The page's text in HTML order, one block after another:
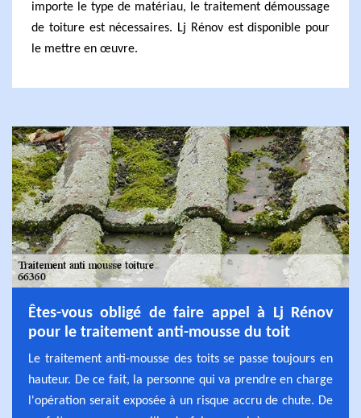
importe le type de matériau, le traitement démoussage
de toiture est nécessaires. Lj Rénov est disponible pour
le mettre en œuvre.
Êtes-vous obligé de faire appel à Lj Rénov
pour le traitement anti-mousse du toit
Le traitement anti-mousse des toits se passe toujours en
hauteur. De ce fait, la personne qui va prendre en charge
l'opération serait exposée à un risque accru de chute. De